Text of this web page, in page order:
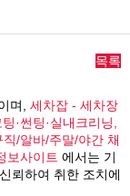
목록
며, 세차잡 - 세차장
·썬팅·실내크리닝,
/알바/주말/야간 채
보사이트 에서는 기
뢰하여 취한 조치에